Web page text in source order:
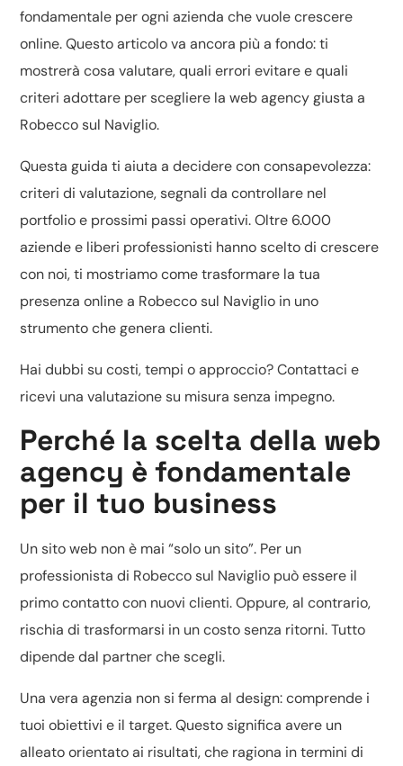
fondamentale per ogni azienda che vuole crescere
online. Questo articolo va ancora più a fondo: ti
mostrerà cosa valutare, quali errori evitare e quali
criteri adottare per scegliere la web agency giusta a
Robecco sul Naviglio.
Questa guida ti aiuta a decidere con consapevolezza:
criteri di valutazione, segnali da controllare nel
portfolio e prossimi passi operativi. Oltre 6.000
aziende e liberi professionisti hanno scelto di crescere
con noi, ti mostriamo come trasformare la tua
presenza online a Robecco sul Naviglio in uno
strumento che genera clienti.
Hai dubbi su costi, tempi o approccio? Contattaci e
ricevi una valutazione su misura senza impegno.
Perché la scelta della web
agency è fondamentale
per il tuo business
Un sito web non è mai “solo un sito”. Per un
professionista di Robecco sul Naviglio può essere il
primo contatto con nuovi clienti. Oppure, al contrario,
rischia di trasformarsi in un costo senza ritorni. Tutto
dipende dal partner che scegli.
Una vera agenzia non si ferma al design: comprende i
tuoi obiettivi e il target. Questo significa avere un
alleato orientato ai risultati, che ragiona in termini di